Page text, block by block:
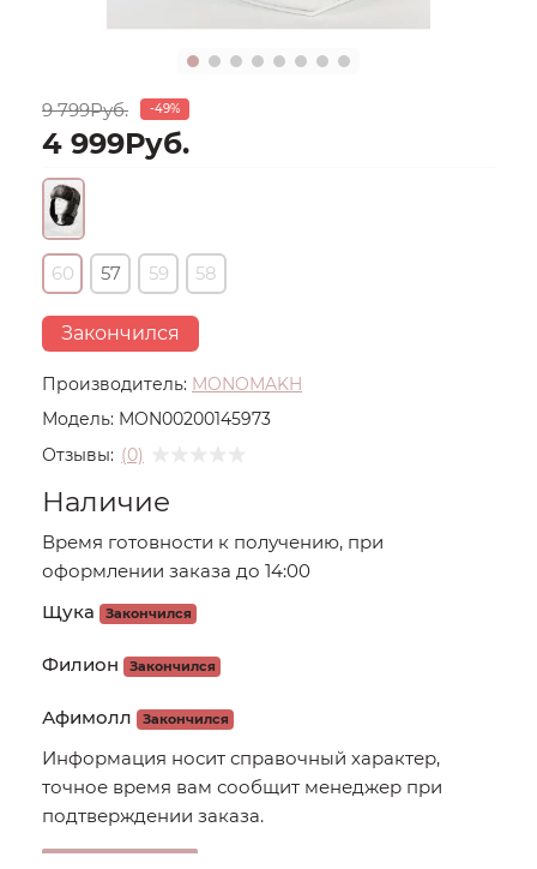
Производитель: MONOMAKH
Модель: MON00200145973
Отзывы: (0)
9 799Руб. -49%
4 999Руб.
60 57 59 58
Закончился
Наличие
Время готовности к получению, при
оформлении заказа до 14:00
Щука
Закончился
Филион Закончился
Афимолл Закончился
Информация носит справочный характер,
точное время вам сообщит менеджер при
подтверждении заказа.